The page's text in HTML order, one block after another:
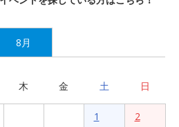
8月
木 金 土 日
1 2